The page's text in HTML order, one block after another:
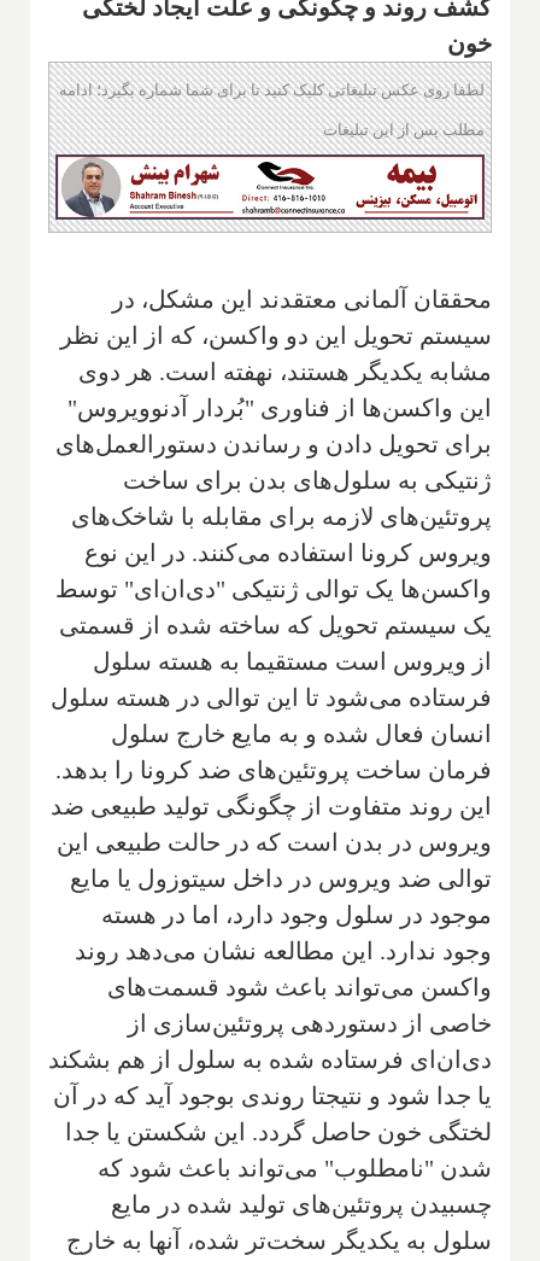
کشف روند و چگونگی و علت ایجاد لختگی
خون
لطفا روی عکس تبلیغاتی کلیک کنید تا برای شما شماره بگیرد؛ ادامه
مطلب پس از این تبلیغات
محققان آلمانی معتقدند این مشکل، در
سیستم تحویل این دو واکسن، که از این نظر
مشابه یکدیگر هستند، نهفته است. هر دوی
این واکسن‌ها از فناوری "بُردار آدنوویروس"
برای تحویل دادن و رساندن دستورالعمل‌های
ژنتیکی به سلول‌های بدن برای ساخت
پروتئین‌های لازمه برای مقابله با شاخک‌های
ویروس کرونا استفاده می‌کنند. در این نوع
واکسن‌ها یک توالی ژنتیکی "دی‌ان‌ای" توسط
یک سیستم تحویل که ساخته شده از قسمتی
از ویروس است مستقیما به هسته سلول
فرستاده می‌شود تا این توالی در هسته سلول
انسان فعال شده و به مایع خارج سلول
فرمان ساخت پروتئین‌های ضد کرونا را بدهد.
این روند متفاوت از چگونگی تولید طبیعی ضد
ویروس در بدن است که در حالت طبیعی این
توالی ضد ویروس در داخل سیتوزول یا مایع
موجود در سلول وجود دارد، اما در هسته
وجود ندارد. این مطالعه نشان می‌دهد روند
واکسن می‌تواند باعث شود قسمت‌های
خاصی از دستوردهی پروتئین‌سازی از
دی‌ان‌ای فرستاده شده به سلول از هم بشکند
یا جدا شود و نتیجتا روندی بوجود آید که در آن
لختگی خون حاصل گردد. این شکستن یا جدا
شدن "نامطلوب" می‌تواند باعث شود که
چسبیدن پروتئین‌های تولید شده در مایع
سلول به یکدیگر سخت‌تر شده، آنها به خارج